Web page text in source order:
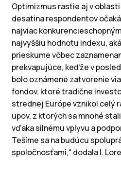
Optimizmus rastie aj v
desatina respondentov
najviac
najvyššiu hodnotu indexu,
prieskume vôbec
prekvapujúce, keďže v
bolo oznámené zatvorenie
fondov, ktoré tradične
strednej Európe vznikol celý
upov, z ktorých sa mnohé
vďaka silnému vplyvu a
Tešíme sa na budúcu
spoločnosťami,“ dodala I.